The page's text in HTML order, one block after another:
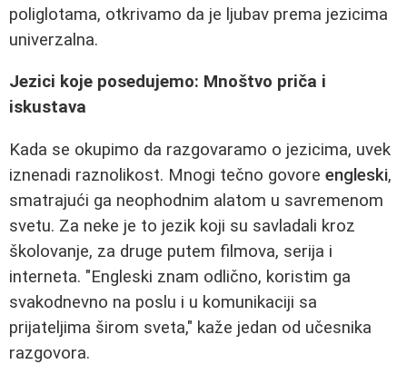
poliglotama, otkrivamo da je ljubav prema jezicima
univerzalna.
Jezici koje posedujemo: Mnoštvo priča i
iskustava
Kada se okupimo da razgovaramo o jezicima, uvek
iznenadi raznolikost. Mnogi tečno govore engleski,
smatrajući ga neophodnim alatom u savremenom
svetu. Za neke je to jezik koji su savladali kroz
školovanje, za druge putem filmova, serija i
interneta. "Engleski znam odlično, koristim ga
svakodnevno na poslu i u komunikaciji sa
prijateljima širom sveta," kaže jedan od učesnika
razgovora.